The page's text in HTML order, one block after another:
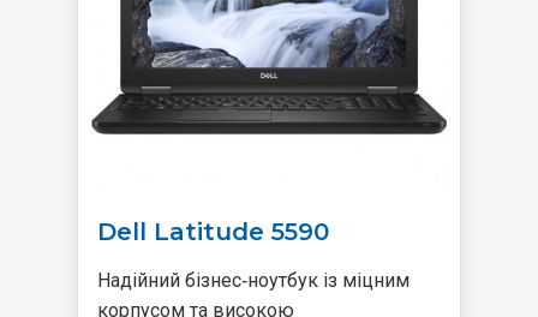
Dell Latitude 5590
Надійний бізнес‑ноутбук із міцним
корпусом та високою